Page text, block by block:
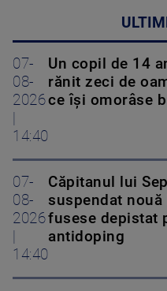
07-
08-
2026
14:40
Un copil de 14
rănit zeci de
ce își omorâse
07-
08-
2026
14:40
Căpitanul lui
suspendat nouă
fusese depistat
antidoping